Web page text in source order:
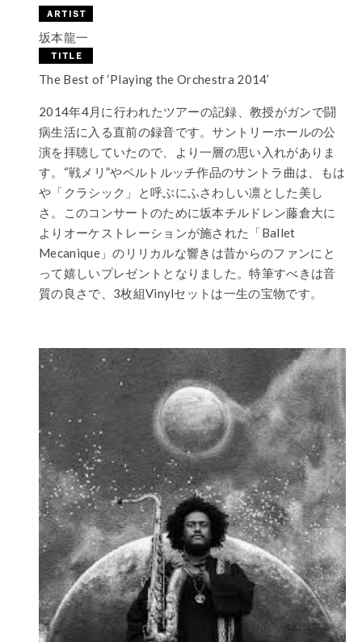
坂本龍一
The Best of ‘Playing the Orchestra 2014’
2014年4月に行われたツアーの記録、教授がガンで闘
病生活に入る直前の録音です。サントリーホールの公
演を拝聴していたので、より一層の思い入れがありま
す。“戦メリ”やベルトルッチ作品のサントラ曲は、もは
や「クラシック」と呼ぶにふさわしい凛とした美し
さ。このコンサートのために坂本チルドレン藤倉大に
よりオーケストレーションが施された「Ballet
Mecanique」のリリカルな響きは昔からのファンにと
って嬉しいプレゼントとなりました。特筆すべきは音
質の良さで、3枚組Vinylセットは一生の宝物です。